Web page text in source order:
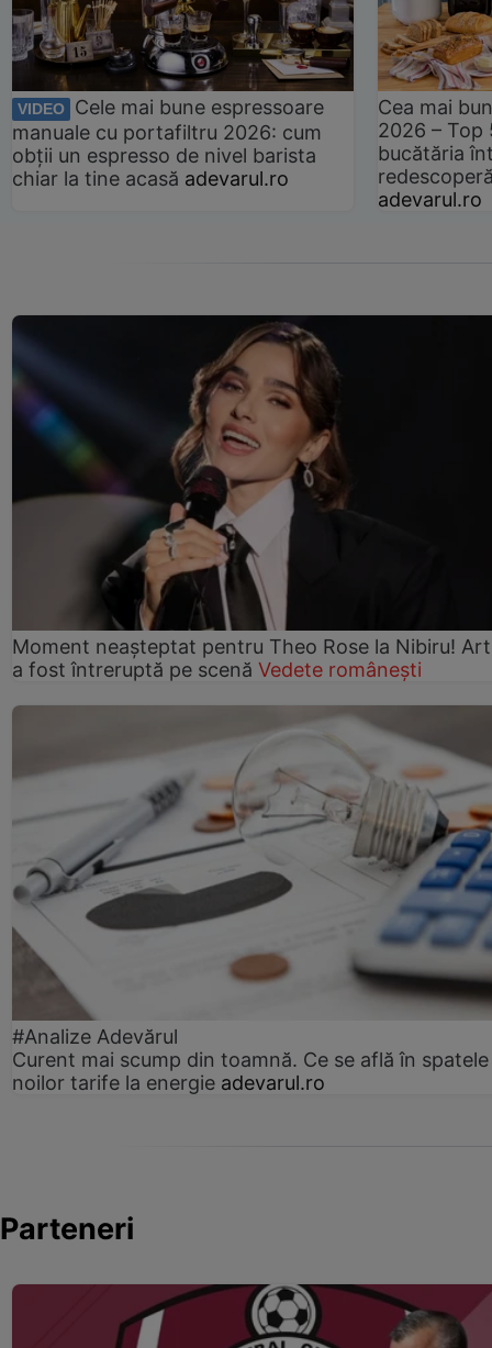
VIDEO
Cele mai bune espressoare
manuale cu portafiltru 2026: cum
obții un espresso de nivel barista
chiar la tine acasă adevarul.ro
Cea mai
2026 –
bucătăria
adevarul.ro
Moment neașteptat pentru Theo Rose la Nibiru!
a fost întreruptă pe scenă Vedete românești
#Analize Adevărul
Curent mai scump din toamnă. Ce se află în spatele
noilor tarife la energie adevarul.ro
Parteneri